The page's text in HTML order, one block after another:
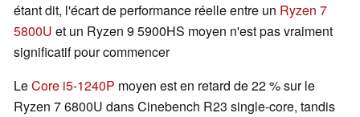
étant dit, l'écart de performance réelle entre un Ryzen 7
5800U et un Ryzen 9 5900HS moyen n'est pas vraiment
significatif pour commencer
LeCore i5-1240P moyen est en retard de 22 % sur le
Ryzen 7 6800U dans Cinebench R23 single-core, tandis